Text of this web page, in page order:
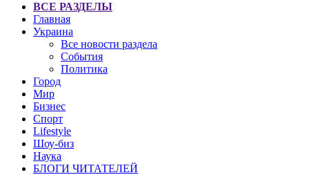
ВСЕ РАЗДЕЛЫ
Главная
Украина
Все новости раздела
События
Политика
Город
Мир
Бизнес
Спорт
Lifestyle
Шоу-биз
Наука
БЛОГИ ЧИТАТЕЛЕЙ